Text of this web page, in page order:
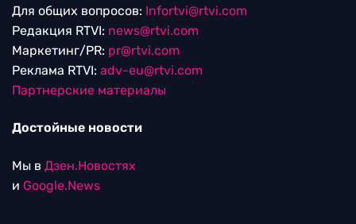
Для общих вопросов: Infortvi@rtvi.com
Редакция RTVI: news@rtvi.com
Маркетинг/PR: pr@rtvi.com
Реклама RTVI: adv-eu@rtvi.com
Партнерские материалы
Достойные новости
Мы в Дзен.Новостях
и Google.News